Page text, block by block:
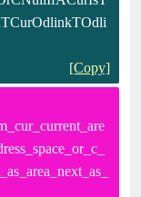
[Copy]